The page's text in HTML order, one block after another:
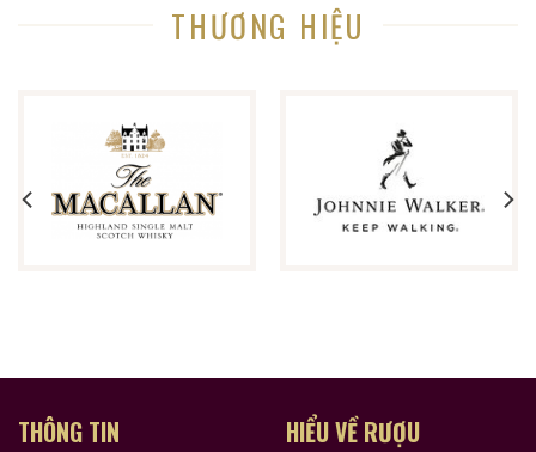
Dòng 20 năm là một trong những phân khúc cao cấp,
3. Phiên bản Rượu Cổ Nguyệt Long Sơn – Rượu
Thiệu Hưng Hoa Điêu 20 năm tuổi 500ml – Đặc
điểm và giá trị
Thiết kế & Phiên bản
Tem và họa tiết men lam thể hiện văn hóa Thiệu
THƯƠNG HIỆU
THÔNG TIN HIỂU VỀ RƯỢU